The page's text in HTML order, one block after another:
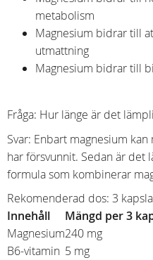
metabolism
Magnesium bidrar till
utmattning
Magnesium bidrar till
Fråga: Hur länge är det
Svar: Enbart magnesium
har försvunnit. Sedan är det
formula som kombinerar
Rekomenderad dos: 3
Innehåll
Mängd per 3
Magnesium240 mg
B6-vitamin 5 mg